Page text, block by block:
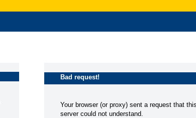
Bad request!
Your browser (or proxy) sent a request that
server could not understand.